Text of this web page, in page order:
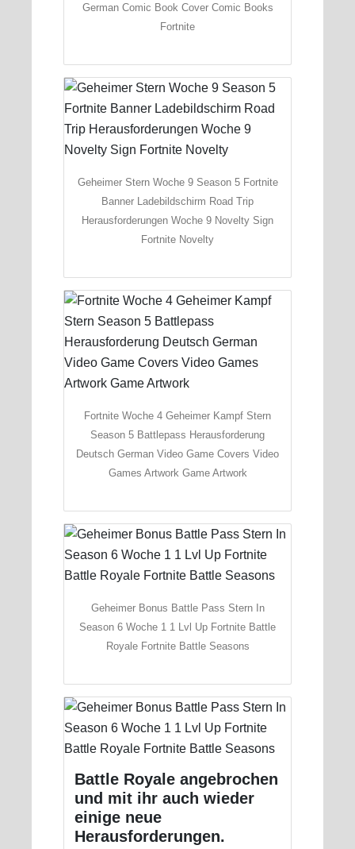
German Comic Book Cover Comic Books
Fortnite
Geheimer Stern Woche 9 Season 5 Fortnite
Banner Ladebildschirm Road Trip
Herausforderungen Woche 9 Novelty Sign
Fortnite Novelty
Fortnite Woche 4 Geheimer Kampf Stern
Season 5 Battlepass Herausforderung
Deutsch German Video Game Covers Video
Games Artwork Game Artwork
Geheimer Bonus Battle Pass Stern In
Season 6 Woche 1 1 Lvl Up Fortnite Battle
Royale Fortnite Battle Seasons
Battle Royale angebrochen
und mit ihr auch wieder
einige neue
Herausforderungen.